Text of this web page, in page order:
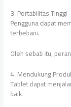
3. Portabilitas Tinggi
Pengguna dapat
terbebani.
Oleh sebab itu,
4. Mendukung
Tablet dapat
baik.